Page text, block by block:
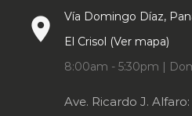
place
Vía Domingo Díaz,
El Crisol (Ver mapa)
8:00am - 5:30pm |
Ave. Ricardo J. Alfaro: